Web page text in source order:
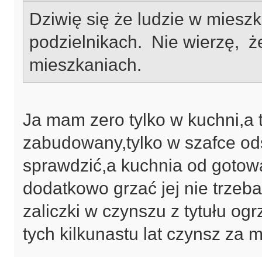
Dziwię się że ludzie w
podzielnikach. Nie wierzę,
mieszkaniach.
Ja mam zero tylko w
zabudowany,tylko w szafce
sprawdzić,a kuchnia od
dodatkowo grzać jej nie
zaliczki w czynszu z tytułu
tych kilkunastu lat czynsz za